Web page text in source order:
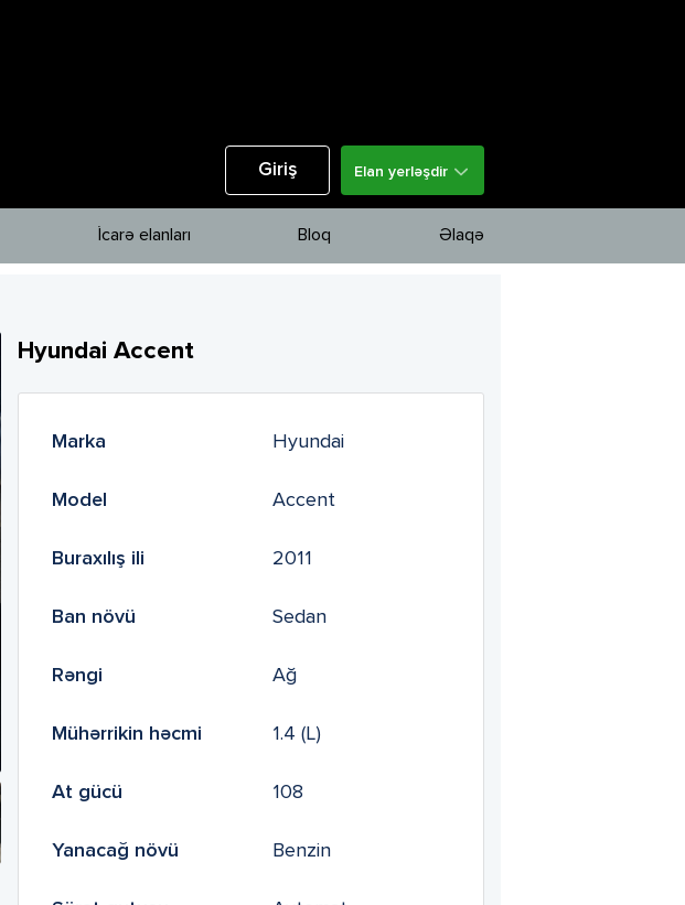
Giriş Elan yerləşdir
İcarə elanları Bloq Əlaqə
Hyundai Accent
Marka Hyundai
Model Accent
Buraxılış ili 2011
Ban növü Sedan
Rəngi Ağ
Mühərrikin həcmi 1.4 (L)
At gücü 108
Yanacağ növü Benzin